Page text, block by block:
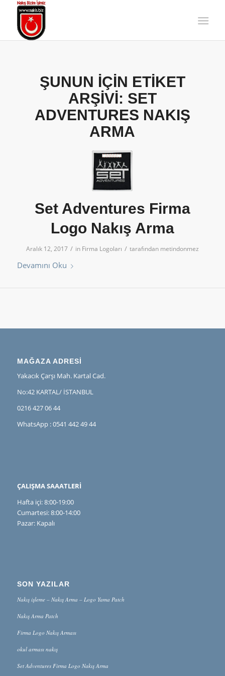
ŞUNUN IÇIN ETIKET
ARŞIVI: SET
ADVENTURES NAKIŞ
ARMA
Set Adventures Firma
Logo Nakış Arma
Aralık 12, 2017 / in Firma Logoları / tarafından metindonmez
Devamını Oku
MAĞAZA ADRESİ
Yakacık Çarşı Mah. Kartal Cad.
No:42 KARTAL/ İSTANBUL
0216 427 06 44
WhatsApp : 0541 442 49 44
ÇALIŞMA SAAATLERİ
Hafta içi: 8:00-19:00
Cumartesi: 8:00-14:00
Pazar: Kapalı
SON YAZILAR
Nakış işleme – Nakış Arma – Logo Yama Patch
Nakış Arma Patch
Firma Logo Nakış Arması
okul arması nakış
Set Adventures Firma Logo Nakış Arma